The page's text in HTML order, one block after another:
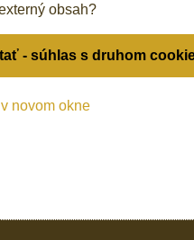
obsah?
- súhlas s druhom
novom okne